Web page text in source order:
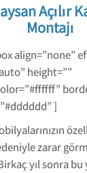
Açılır
Montajı
align=”none”
height=””
]
zarar
yıl sonra